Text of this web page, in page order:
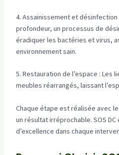
4. Assainissement et
profondeur, un processus de
éradiquer les bactéries et virus,
environnement sain.
5. Restauration de l’espace : Les
meubles réarrangés, laissant
Chaque étape est réalisée avec
un résultat irréprochable. SOS
d’excellence dans chaque